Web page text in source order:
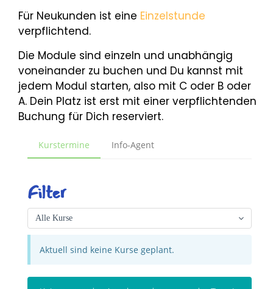
Für Neukunden ist eine Einzelstunde
verpflichtend.
Die Module sind einzeln und unabhängig
voneinander zu buchen und Du kannst mit
jedem Modul starten, also mit C oder B oder
A. Dein Platz ist erst mit einer verpflichtenden
Buchung für Dich reserviert.